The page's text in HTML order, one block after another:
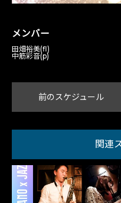
メンバー
田畑裕美(fl)
中筋彩音(p)
前のスケジュール
関連